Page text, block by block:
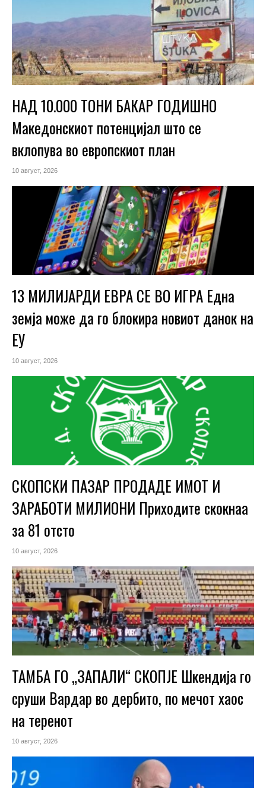
НАД 10.000 ТОНИ БАКАР ГОДИШНО
Македонскиот потенцијал што се
вклопува во европскиот план
10 август, 2026
13 МИЛИЈАРДИ ЕВРА СЕ ВО ИГРА Една
земја може да го блокира новиот данок на
ЕУ
10 август, 2026
СКОПСКИ ПАЗАР ПРОДАДЕ ИМОТ И
ЗАРАБОТИ МИЛИОНИ Приходите скокнаа
за 81 отсто
10 август, 2026
ТАМБА ГО „ЗАПАЛИ“ СКОПЈЕ Шкендија го
сруши Вардар во дербито, по мечот хаос
на теренот
10 август, 2026